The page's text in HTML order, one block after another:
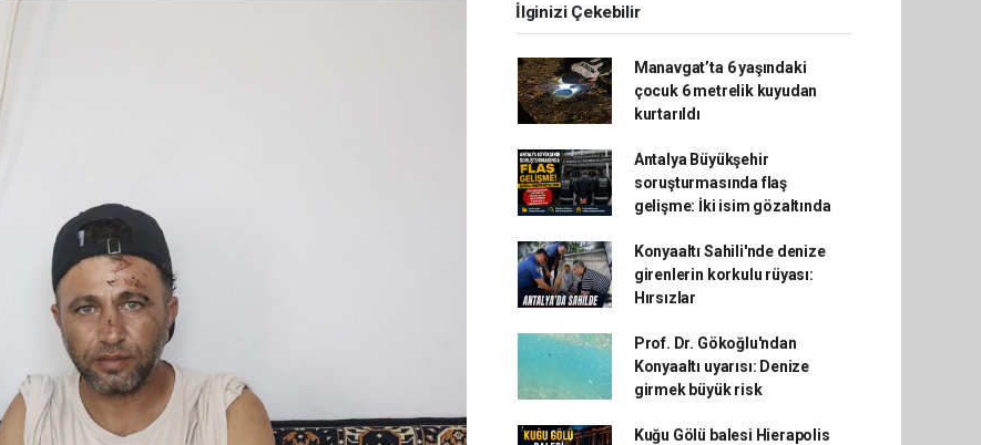
İlginizi Çekebilir
Manavgat’ta 6 yaşındaki
çocuk 6 metrelik kuyudan
kurtarıldı
Antalya Büyükşehir
soruşturmasında flaş
gelişme: İki isim gözaltında
Konyaaltı Sahili'nde denize
girenlerin korkulu rüyası:
Hırsızlar
Prof. Dr. Gökoğlu'ndan
Konyaaltı uyarısı: Denize
girmek büyük risk
Kuğu Gölü balesi Hierapolis